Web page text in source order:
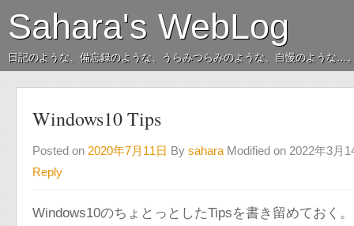
Sahara's WebLog
日記のような、備忘録のような、うらみつらみのような、自慢のような…
Windows10 Tips
Posted on 2020年7月11日 By sahara Modified on 2022年3月
Reply
Windows10のちょとっとしたTipsを書き留めておく。